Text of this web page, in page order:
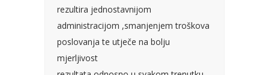
rezultira jednostavnijom
administracijom ,smanjenjem troškova
poslovanja te utječe na bolju
mjerljivost